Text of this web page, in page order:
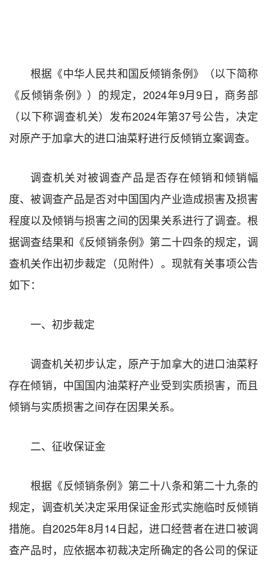
根据《中华人民共和国反倾销条例》（以下简称
《反倾销条例》）的规定，2024年9月9日，商务部
（以下称调查机关）发布2024年第37号公告，决定
对原产于加拿大的进口油菜籽进行反倾销立案调查。
调查机关对被调查产品是否存在倾销和倾销幅
度、被调查产品是否对中国国内产业造成损害及损害
程度以及倾销与损害之间的因果关系进行了调查。根
据调查结果和《反倾销条例》第二十四条的规定，调
查机关作出初步裁定（见附件）。现就有关事项公告
如下：
一、初步裁定
调查机关初步认定，原产于加拿大的进口油菜籽
存在倾销，中国国内油菜籽产业受到实质损害，而且
倾销与实质损害之间存在因果关系。
二、征收保证金
根据《反倾销条例》第二十八条和第二十九条的
规定，调查机关决定采用保证金形式实施临时反倾销
措施。自2025年8月14日起，进口经营者在进口被调
查产品时，应依据本初裁决定所确定的各公司的保证